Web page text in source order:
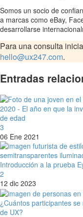
Somos un socio de
a marcas como eBay,
desarrollarse
Para una consulta
hello@ux247.com.
Entradas
2020 - El año en que la
de edad
3
06 Ene 2021
Introducción a la prueba
2
12 dic 2023
¿Cuántos participantes
de UX?